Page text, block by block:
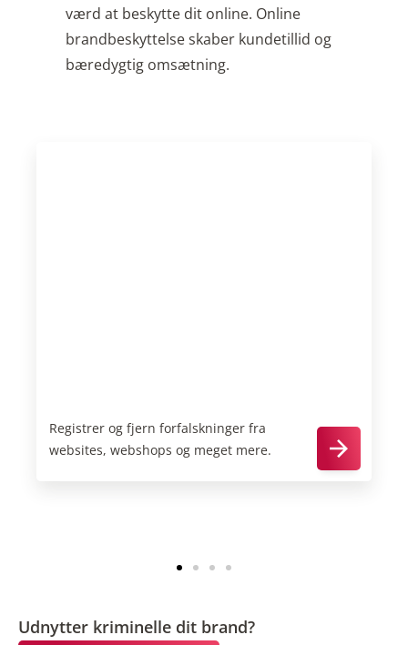
værd at beskytte dit online. Online
brandbeskyttelse skaber kundetillid og
bæredygtig omsætning.
Registrer og fjern forfalskninger fra
websites, webshops og meget mere.
Udnytter kriminelle dit brand?